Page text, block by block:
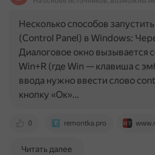
0 remontka.pro
Несколько способов
(Control Panel) в Windows:
Диалоговое окно вызывается
Win+R (где Win — клавиша с
ввода нужно ввести слово
кнопку «Ок»…
Читать далее